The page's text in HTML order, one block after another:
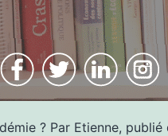
? Par Etienne, publié